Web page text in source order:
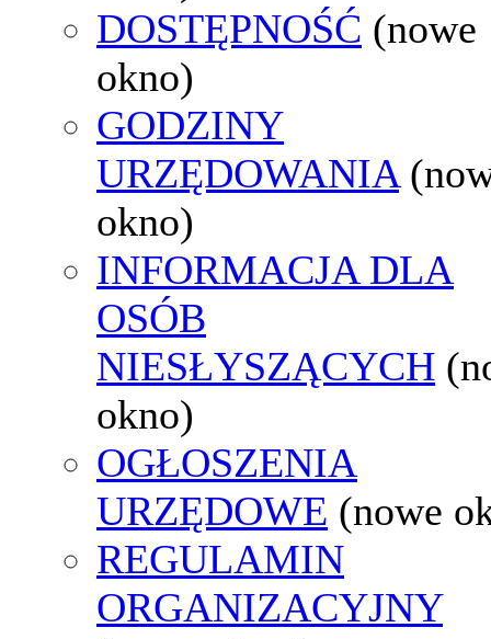
DOSTĘPNOŚĆ (nowe
okno)
GODZINY
URZĘDOWANIA
okno)
INFORMACJA DLA
OSÓB
NIESŁYSZĄCYCH
okno)
OGŁOSZENIA
URZĘDOWE (nowe
REGULAMIN
ORGANIZACYJNY